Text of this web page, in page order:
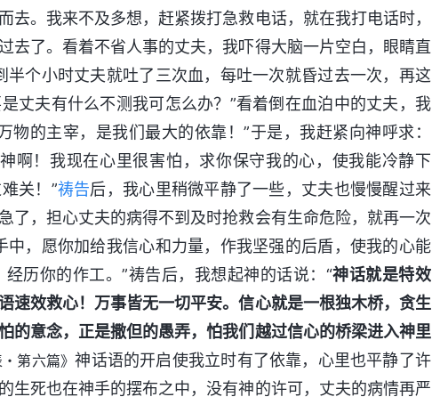
。我来不及多想，赶紧拨打急救电话，就在我打电话时，
去了。看着不省人事的丈夫，我吓得大脑一片空白，眼睛直
个小时丈夫就吐了三次血，每吐一次就昏过去一次，再这
丈夫有什么不测我可怎么办？”看着倒在血泊中的丈夫，我
的主宰，是我们最大的依靠！”于是，我赶紧向神呼求：
啊！我现在心里很害怕，求你保守我的心，使我能冷静下
关！”祷告后，我心里稍微平静了一些，丈夫也慢慢醒过来
了，担心丈夫的病得不到及时抢救会有生命危险，就再一次
，愿你加给我信心和力量，作我坚强的后盾，使我的心能
历你的作工。”祷告后，我想起神的话说：“神话就是特效
速效救心！万事皆无一切平安。信心就是一根独木桥，贪生
的意念，正是撒但的愚弄，怕我们越过信心的桥梁进入神里
第六篇》神话语的开启使我立时有了依靠，心里也平静了许
生死也在神手的摆布之中，没有神的许可，丈夫的病情再严